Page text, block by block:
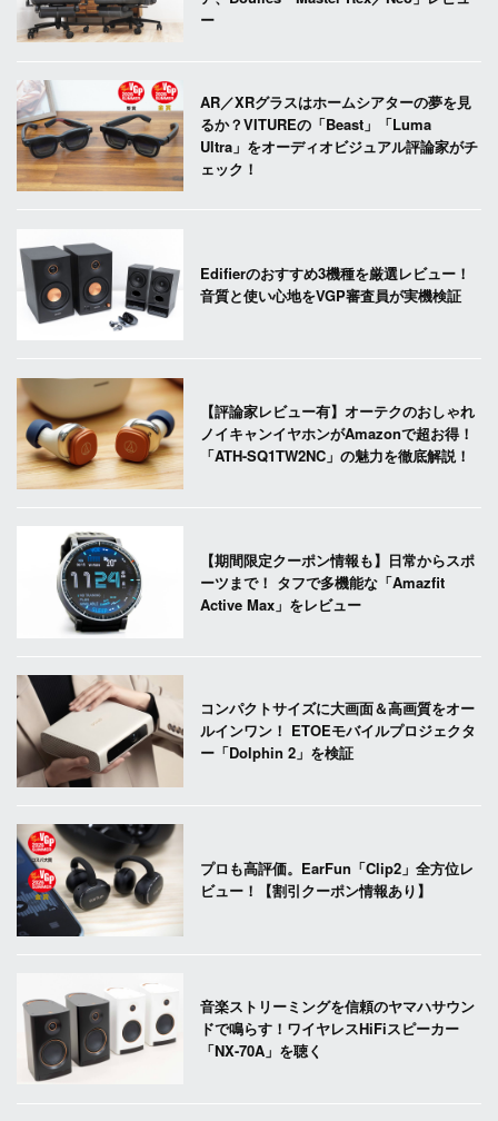
ー
AR／XRグラスはホームシアターの夢を見
るか？VITUREの「Beast」「Luma
Ultra」をオーディオビジュアル評論家がチ
ェック！
Edifierのおすすめ3機種を厳選レビュー！
音質と使い心地をVGP審査員が実機検証
【評論家レビュー有】オーテクのおしゃれ
ノイキャンイヤホンがAmazonで超お得！
「ATH-SQ1TW2NC」の魅力を徹底解説！
【期間限定クーポン情報も】日常からスポ
ーツまで！ タフで多機能な「Amazfit
Active Max」をレビュー
コンパクトサイズに大画面＆高画質をオー
ルインワン！ ETOEモバイルプロジェクタ
ー「Dolphin 2」を検証
プロも高評価。EarFun「Clip2」全方位レ
ビュー！【割引クーポン情報あり】
音楽ストリーミングを信頼のヤマハサウン
ドで鳴らす！ワイヤレスHiFiスピーカー
「NX-70A」を聴く